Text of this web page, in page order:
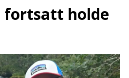
fortsatt holde